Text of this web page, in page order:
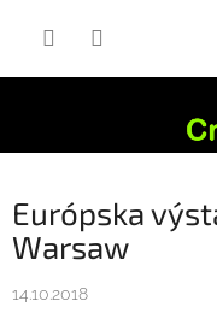
Európska
Warsaw
14.10.2018